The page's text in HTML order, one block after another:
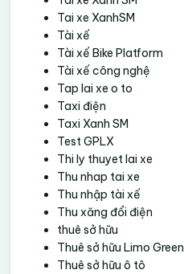
Tai xe XanhSM
Tài xế
Tài xế Bike Platform
Tài xế công nghệ
Tap lai xe o to
Taxi điện
Taxi Xanh SM
Test GPLX
Thi ly thuyet lai xe
Thu nhap tai xe
Thu nhập tài xế
Thu xăng đổi điện
thuê sở hữu
Thuê sở hữu Limo Green
Thuê sở hữu ô tô